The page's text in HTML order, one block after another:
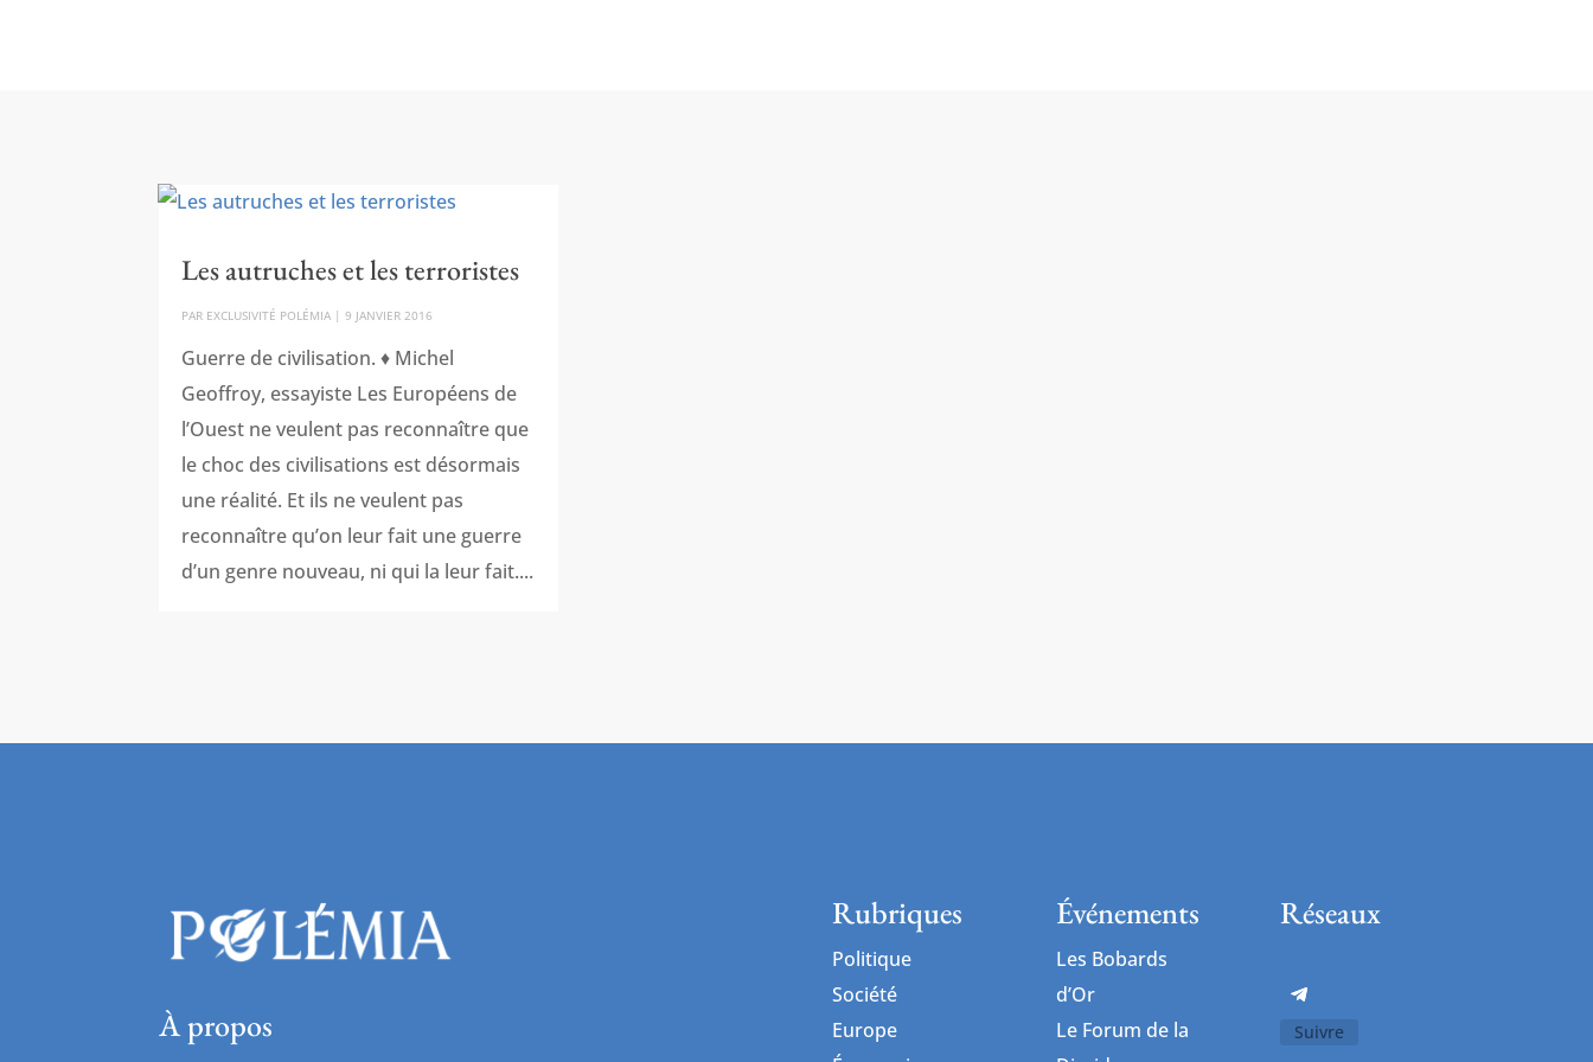
Les autruches et les terroristes
PAR EXCLUSIVITÉ POLÉMIA |9 JANVIER 2016
Guerre de civilisation. ♦ Michel
Geoffroy, essayiste Les Européens de
l’Ouest ne veulent pas reconnaître que
le choc des civilisations est désormais
une réalité. Et ils ne veulent pas
reconnaître qu’on leur fait une guerre
d’un genre nouveau, ni qui la leur fait....
À propos
Rubriques
Politique
Société
Europe
Événements
Les Bobards
d’Or
Le Forum de la
Réseaux
Suivre